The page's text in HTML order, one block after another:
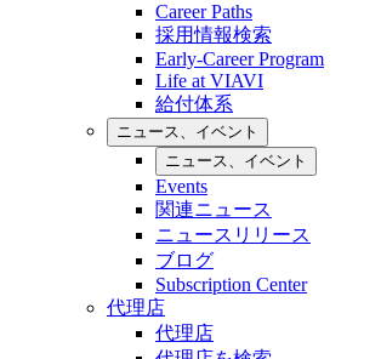
Career Paths
採用情報検索
Early-Career Program
Life at VIAVI
給付体系
ニュース、イベント
ニュース、イベント
Events
関連ニュース
ニュースリリース
ブログ
Subscription Center
代理店
代理店